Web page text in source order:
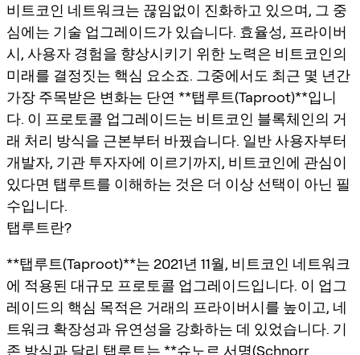
비트코인 네트워크는 끊임없이 진화하고 있으며, 그 중
심에는 기술 업그레이드가 있습니다. 효율성, 프라이버
시, 사용자 경험을 향상시키기 위한 노력은 비트코인의
미래를 결정짓는 핵심 요소죠. 그중에서도 최근 몇 년간
가장 주목받은 변화는 단연 **탭루트(Taproot)**입니
다. 이 프로토콜 업그레이드는 비트코인 블록체인의 거
래 처리 방식을 근본부터 바꿨습니다. 일반 사용자부터
개발자, 기관 투자자에 이르기까지, 비트코인에 관심이
있다면 탭루트를 이해하는 것은 더 이상 선택이 아닌 필
수입니다.
탭루트란?
**탭루트(Taproot)**는 2021년 11월, 비트코인 네트워크
에 적용된 대규모 프로토콜 업그레이드입니다. 이 업그
레이드의 핵심 목적은 거래의 프라이버시를 높이고, 네
트워크 확장성과 유연성을 강화하는 데 있었습니다. 기
존 방식과 달리 탭루트는 **슈노르 서명(Schnorr